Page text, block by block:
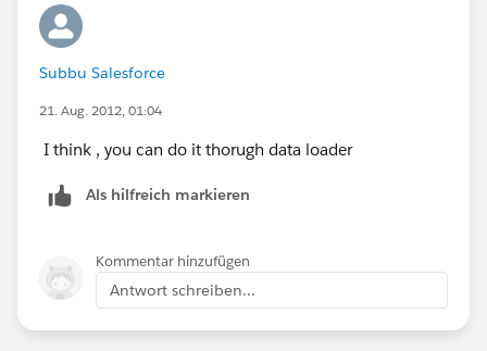
Subbu Salesforce
21. Aug. 2012, 01:04
I think , you can do it thorugh data loader
Als hilfreich markieren
Kommentar hinzufügen
Antwort schreiben...